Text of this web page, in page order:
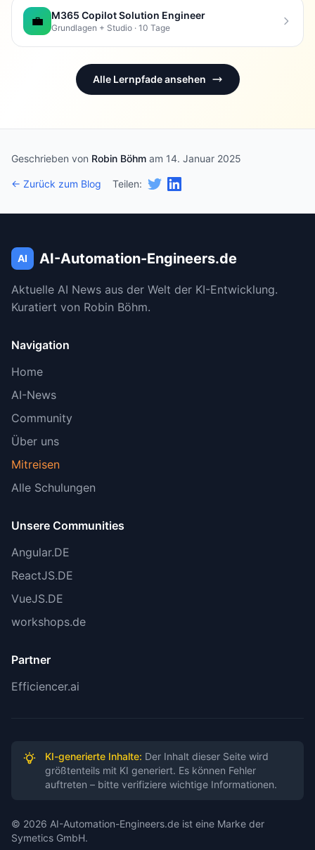
💼 M365 Copilot Solution Engineer
Grundlagen + Studio · 10 Tage
Alle Lernpfade ansehen
Geschrieben von Robin Böhm am 14. Januar 2025
← Zurück zum Blog Teilen:
AI AI-Automation-Engineers.de
Aktuelle AI News aus der Welt der KI-Entwicklung.
Kuratiert von Robin Böhm.
Navigation
Home
AI-News
Community
Über uns
Mitreisen
Alle Schulungen
Unsere Communities
Angular.DE
ReactJS.DE
VueJS.DE
workshops.de
Partner
Efficiencer.ai
KI-generierte Inhalte: Der Inhalt dieser Seite wird
größtenteils mit KI generiert. Es können Fehler
auftreten – bitte verifiziere wichtige Informationen.
© 2026 AI-Automation-Engineers.de ist eine Marke der
Symetics GmbH.